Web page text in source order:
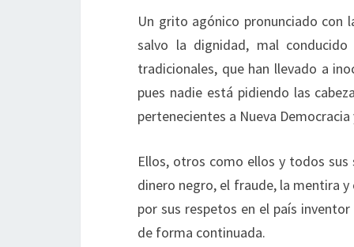
Un grito agónico pronunciado con
salvo la dignidad, mal
tradicionales, que han llevado a
pues nadie está pidiendo las
pertenecientes a Nueva
Ellos, otros como ellos y todos sus
dinero negro, el fraude, la mentira
por sus respetos en el país
de forma continuada.